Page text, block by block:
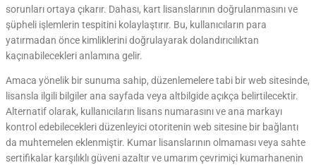
sorunları ortaya çıkarır. Dahası, kart lisanslarının doğrulanmasını ve
şüpheli işlemlerin tespitini kolaylaştırır. Bu, kullanıcıların para
yatırmadan önce kimliklerini doğrulayarak dolandırıcılıktan
kaçınabilecekleri anlamına gelir.
Amaca yönelik bir sunuma sahip, düzenlemelere tabi bir web sitesinde,
lisansla ilgili bilgiler ana sayfada veya altbilgide açıkça belirtilecektir.
Alternatif olarak, kullanıcıların lisans numarasını ve ana markayı
kontrol edebilecekleri düzenleyici otoritenin web sitesine bir bağlantı
da muhtemelen eklenmiştir. Kumar lisanslarının olmaması veya sahte
sertifikalar karşılıklı güveni azaltır ve umarım çevrimiçi kumarhanenin